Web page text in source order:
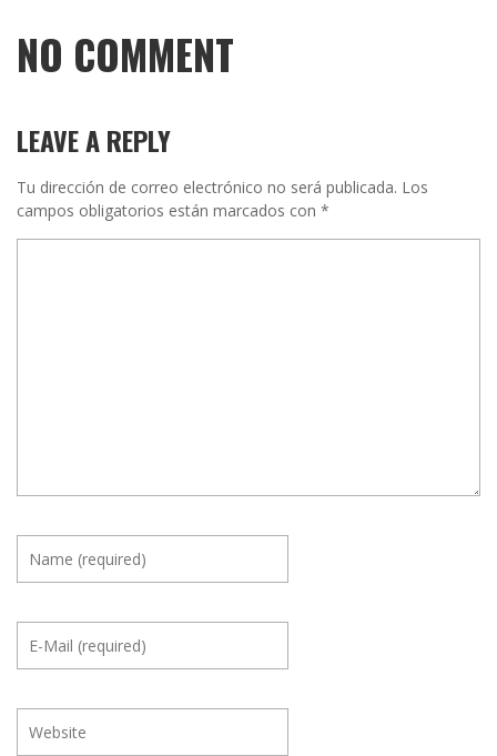
NO COMMENT
LEAVE A REPLY
Tu dirección de correo electrónico no será publicada. Los
campos obligatorios están marcados con *